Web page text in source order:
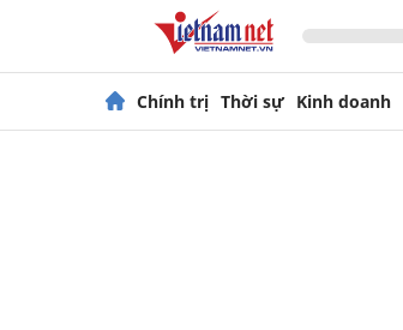
Chính trị Thời sự Kinh doanh